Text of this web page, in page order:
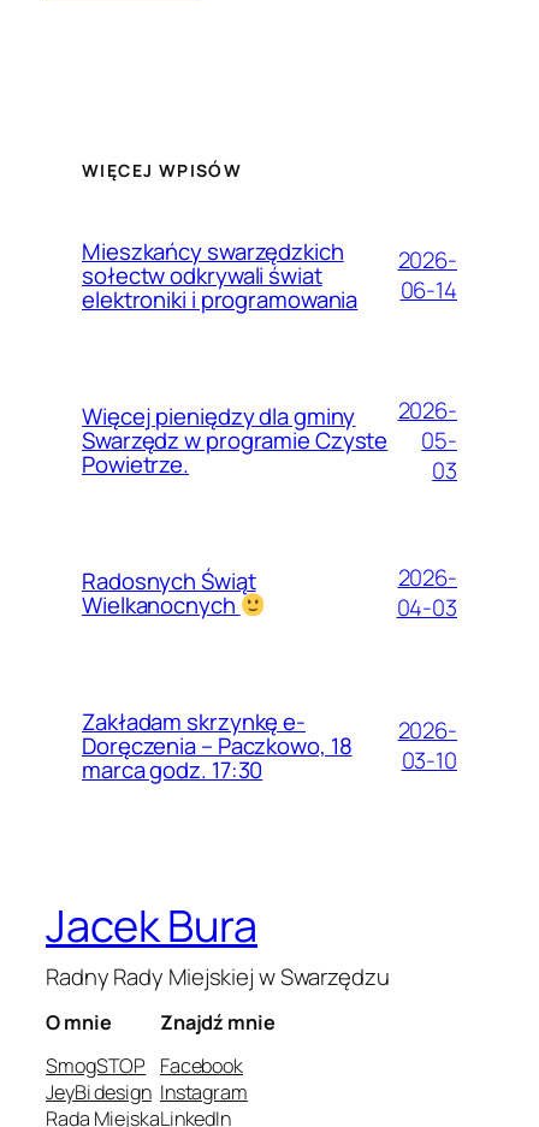
WIĘCEJ WPISÓW
Mieszkańcy swarzędzkich
sołectw odkrywali świat
elektroniki i programowania
2026-
06-14
Więcej pieniędzy dla gminy
Swarzędz w programie Czyste
Powietrze.
2026-
05-
03
Radosnych Świąt
Wielkanocnych
2026-
04-03
Zakładam skrzynkę e-
Doręczenia – Paczkowo, 18
marca godz. 17:30
2026-
03-10
Jacek Bura
Radny Rady Miejskiej w Swarzędzu
O mnie
SmogSTOP
JeyBi design
Rada Miejska
Znajdź mnie
Facebook
Instagram
LinkedIn